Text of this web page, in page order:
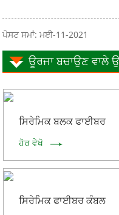
ਪੋਸਟ ਸਮਾਂ: ਮਈ-11-2021
ਊਰਜਾ ਬਚਾਉਣ ਵਾਲੇ
ਸਿਰੇਮਿਕ ਬਲਕ ਫਾਈਬਰ
ਹੋਰ ਵੇਖੋ
ਸਿਰੇਮਿਕ ਫਾਈਬਰ ਕੰਬਲ